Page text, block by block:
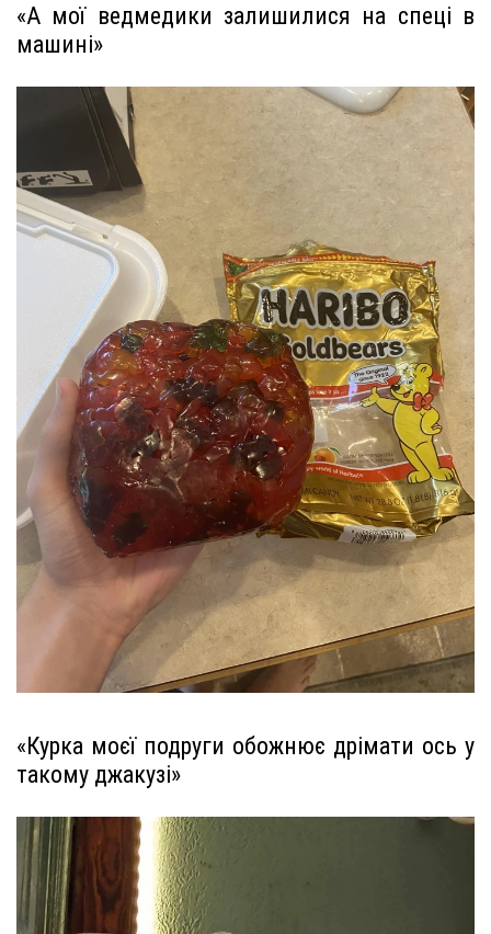
«А мої ведмедики залишилися на спеці в
машині»
«Курка моєї подруги обожнює дрімати ось у
такому джакузі»